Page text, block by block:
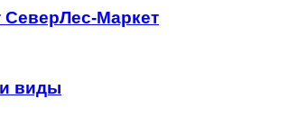
Маркет
виды